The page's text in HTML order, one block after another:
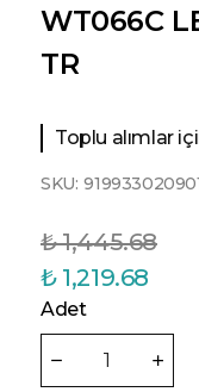
WT066C
TR
Toplu alımlar
SKU:
₺ 1,445.68
₺ 1,219.68
Adet